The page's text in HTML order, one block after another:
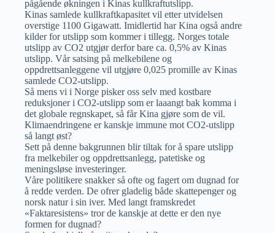
pågående økningen i Kinas kullkraftutslipp.
Kinas samlede kullkraftkapasitet vil etter utvidelsen
overstige 1100 Gigawatt. Imidlertid har Kina også andre
kilder for utslipp som kommer i tillegg. Norges totale
utslipp av CO2 utgjør derfor bare ca. 0,5% av Kinas
utslipp. Vår satsing på melkebilene og
oppdrettsanleggene vil utgjøre 0,025 promille av Kinas
samlede CO2-utslipp.
Så mens vi i Norge pisker oss selv med kostbare
reduksjoner i CO2-utslipp som er laaangt bak komma i
det globale regnskapet, så får Kina gjøre som de vil.
Klimaendringene er kanskje immune mot CO2-utslipp
så langt øst?
Sett på denne bakgrunnen blir tiltak for å spare utslipp
fra melkebiler og oppdrettsanlegg, patetiske og
meningsløse investeringer.
Våre politikere snakker så ofte og fagert om dugnad for
å redde verden. De ofrer gladelig både skattepenger og
norsk natur i sin iver. Med langt framskredet
«Faktaresistens» tror de kanskje at dette er den nye
formen for dugnad?